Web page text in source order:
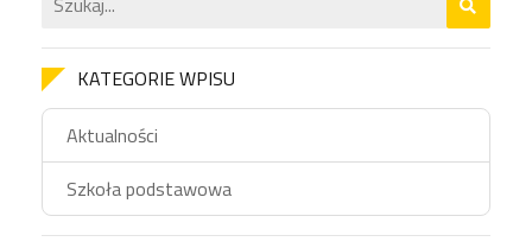
KATEGORIE WPISU
Aktualności
Szkoła podstawowa